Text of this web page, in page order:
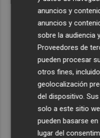
anuncios y
anuncios y
sobre la audiencia
Proveedores de
pueden procesar
otros fines,
geolocalización
del dispositivo.
solo a este sitio
pueden basarse
lugar del